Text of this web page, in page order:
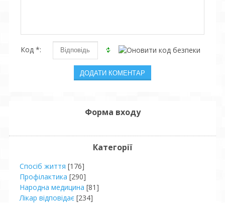
Код *:
Форма входу
Категорії
Спосіб життя [176]
Профілактика [290]
Народна медицина [81]
Лікар відповідає [234]